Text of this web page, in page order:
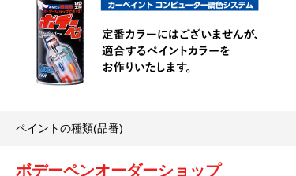
ペイントの種類(品番)
ボデーペンオーダーショップ